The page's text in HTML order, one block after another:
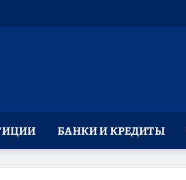
БАНКИ И КРЕДИТЫ